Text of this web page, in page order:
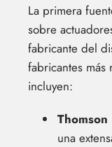
La primera
sobre
fabricante del
fabricantes
incluyen:
una